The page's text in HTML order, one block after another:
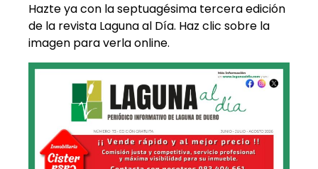
Hazte ya con la septuagésima tercera edición
de la revista Laguna al Día. Haz clic sobre la
imagen para verla online.